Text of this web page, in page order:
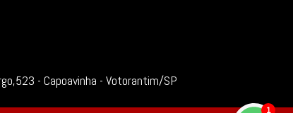
1
- Capoavinha - Votorantim/SP